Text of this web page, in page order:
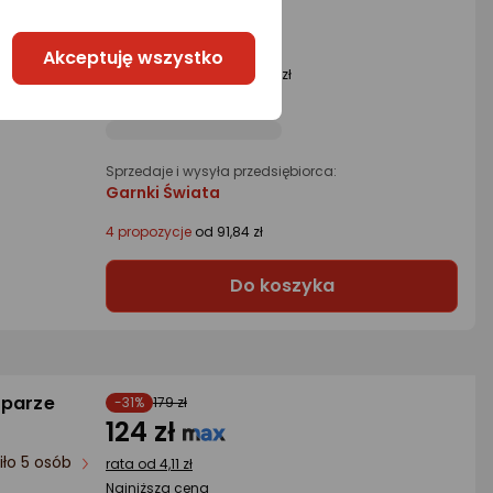
89 zł
Najniższa cena
z 30 dni przed obniżką: 96 zł
Sprzedaje i wysyła przedsiębiorca:
Garnki Świata
4 propozycje od 91,84 zł
Do koszyka
5 osób
-31% 179 zł
124 zł
rata od 4,11 zł
Najniższa cena
Akceptuję wszystko